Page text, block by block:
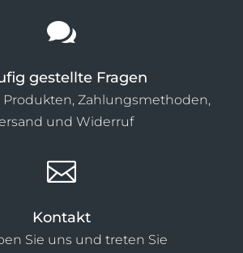

gestellte Fragen
Zahlungsmethoden,
und Widerruf

Kontakt
Sie uns und treten Sie